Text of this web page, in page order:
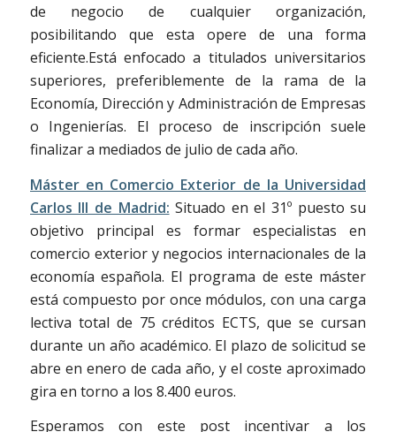
de negocio de cualquier organización,
posibilitando que esta opere de una forma
eficiente.Está enfocado a titulados universitarios
superiores, preferiblemente de la rama de la
Economía, Dirección y Administración de Empresas
o Ingenierías. El proceso de inscripción suele
finalizar a mediados de julio de cada año.
Máster en Comercio Exterior de la Universidad
Carlos III de Madrid: Situado en el 31º puesto su
objetivo principal es formar especialistas en
comercio exterior y negocios internacionales de la
economía española. El programa de este máster
está compuesto por once módulos, con una carga
lectiva total de 75 créditos ECTS, que se cursan
durante un año académico. El plazo de solicitud se
abre en enero de cada año, y el coste aproximado
gira en torno a los 8.400 euros.
Esperamos con este post incentivar a los